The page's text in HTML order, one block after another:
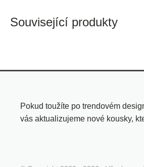
Související produkty
Pokud toužíte po trendovém
vás aktualizujeme nové kousky,